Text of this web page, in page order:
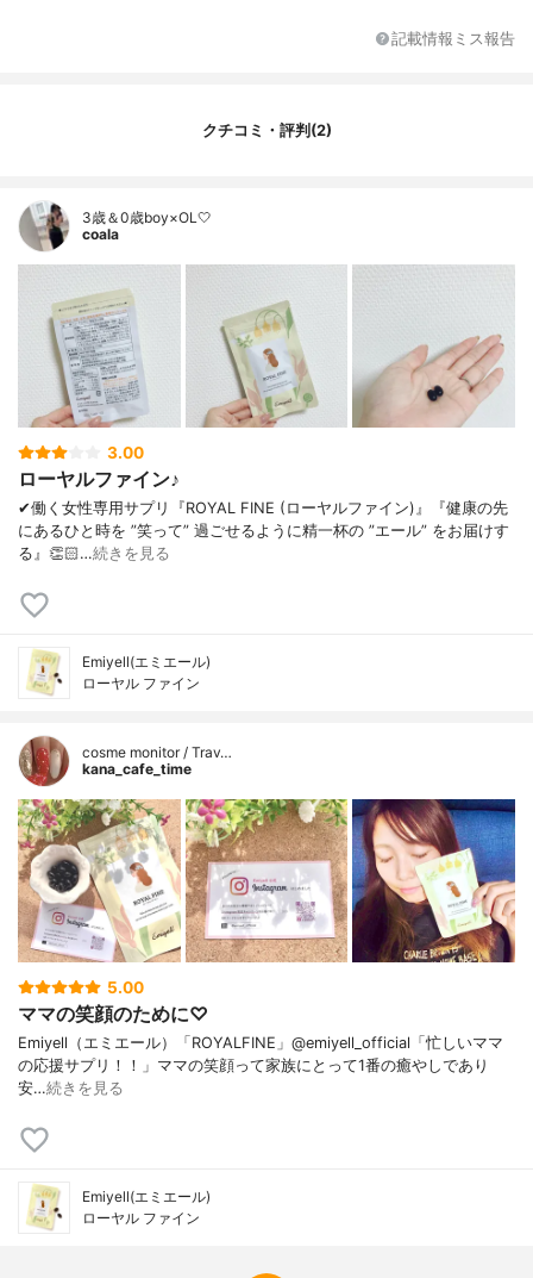
記載情報ミス報告
クチコミ・評判(2)
3歳＆0歳boy×OL🤍
coala
3.00
ローヤルファイン♪
✔︎働く女性専用サプリ『ROYAL FINE (ローヤルファイン)』『健康の先
にあるひと時を ”笑って” 過ごせるように精一杯の ”エール” をお届けす
る』👏🏻…続きを見る
Emiyell(エミエール)
ローヤル ファイン
cosme monitor / Trav…
kana_cafe_time
5.00
ママの笑顔のために♡
Emiyell（エミエール）「ROYALFINE」@emiyell_official「忙しいママ
の応援サプリ！！」ママの笑顔って家族にとって1番の癒やしであり
安…続きを見る
Emiyell(エミエール)
ローヤル ファイン